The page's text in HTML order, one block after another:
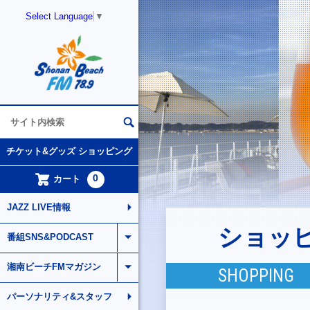
Select Language ▼
チケット&グッズ ショッピング
カート 0
JAZZ LIVE情報
番組SNS&PODCAST
湘南ビーチFMマガジン
パーソナリティ&スタッフ
ショッ
SHOPPING